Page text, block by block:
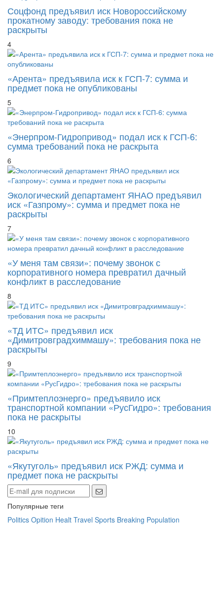
Соцфонд предъявил иск Новороссийскому
прокатному заводу: требования пока не
раскрыты
4
«Арента» предъявила иск к ГСП-7: сумма и
предмет пока не опубликованы
5
«Энерпром-Гидропривод» подал иск к ГСП-6:
сумма требований пока не раскрыта
6
Экологический департамент ЯНАО предъявил
иск «Газпрому»: сумма и предмет пока не
раскрыты
7
«У меня там связи»: почему звонок с
корпоративного номера превратил дачный
конфликт в расследование
8
«ТД ИТС» предъявил иск
«Димитровградхиммашу»: требования пока не
раскрыты
9
«Примтеплоэнерго» предъявило иск
транспортной компании «РусГидро»: требования
пока не раскрыты
10
«Якутуголь» предъявил иск РЖД: сумма и
предмет пока не раскрыты
Популярные теги
Politics Opition Healt Travel Sports Breaking Population